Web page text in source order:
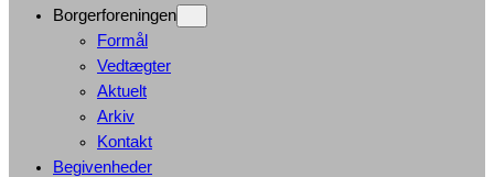
Borgerforeningen
Formål
Vedtægter
Aktuelt
Arkiv
Kontakt
Begivenheder